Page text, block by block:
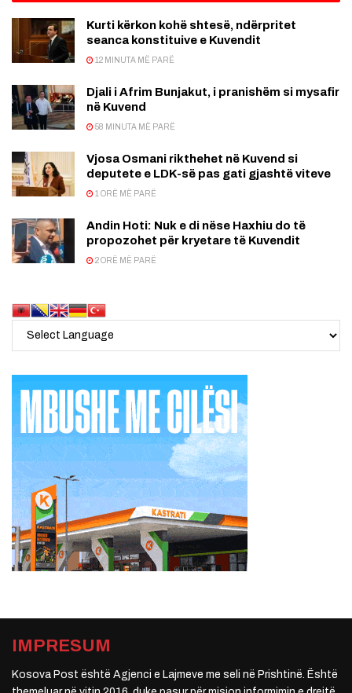
Kurti kërkon kohë shtesë, ndërpritet
seanca konstituive e Kuvendit
12 MINUTA MË PARË
Djali i Afrim Bunjakut, i pranishëm si mysafir
në Kuvend
58 MINUTA MË PARË
Vjosa Osmani rikthehet në Kuvend si
deputete e LDK-së pas gati gjashtë viteve
1 ORË MË PARË
Andin Hoti: Nuk e di nëse Haxhiu do të
propozohet për kryetare të Kuvendit
2 ORË MË PARË
IMPRESUM
Kosova Post është Agjenci e Lajmeve me seli në Prishtinë. Është